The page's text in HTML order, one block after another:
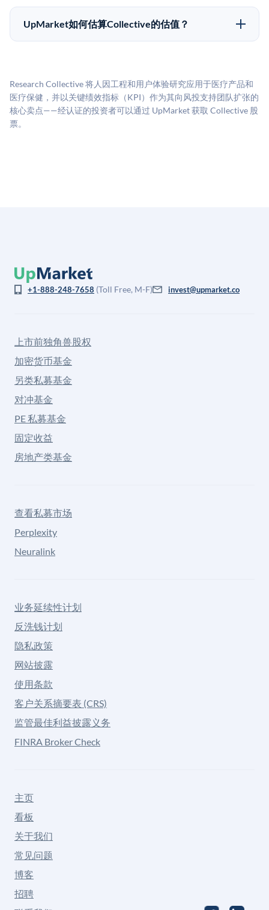
市场条件。任何退出的时间都是不可预测的，投资者应
做好多年持有的准备。
UpMarket上大多数Pre-IPO产品的最低投资金额为
50,000美元。具体金额可能因产品和股份供应情况而有
UpMarket如何估算Collective的估值？
司可比倍数应用私有公司折扣，以反映流动性不足和信
息不对称。此估值不构成投资建议，可能与实际交易价
Research Collective 将人因工程和用户体验研究应用于医疗产品和
医疗保健，并以关键绩效指标（KPI）作为其向风投支持团队扩张的
核心卖点——经认证的投资者可以通过 UpMarket 获取 Collective 股
票。
+1-888-248-7658 (Toll Free, M-F) invest@upmarket.co
上市前独角兽股权
加密货币基金
另类私募基金
对冲基金
PE 私募基金
固定收益
房地产类基金
查看私募市场
Perplexity
Neuralink
业务延续性计划
反洗钱计划
隐私政策
网站披露
使用条款
客户关系摘要表 (CRS)
监管最佳利益披露义务
FINRA Broker Check
主页
看板
关于我们
常见问题
博客
招聘